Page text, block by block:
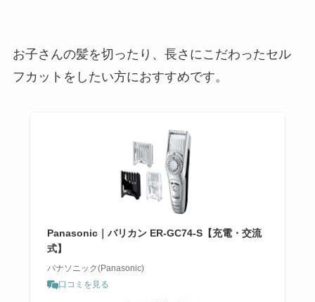
お子さんの髪を切ったり、長さにこだわったセル
フカットをしたい方におすすめです。
Panasonic｜バリカン ER-GC74-S【充電・交流
式】
パナソニック(Panasonic)
口コミを見る